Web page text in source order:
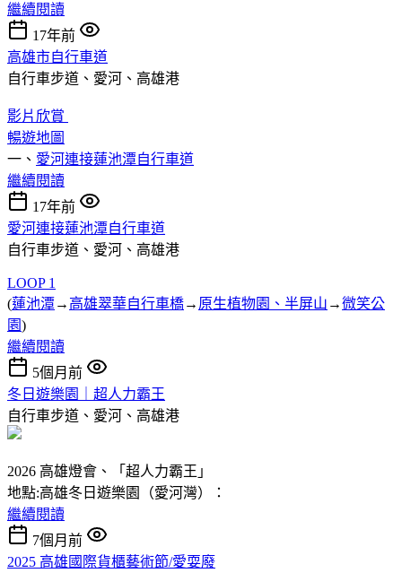
繼續閱讀
17年前
高雄市自行車道
自行車步道、愛河、高雄港
影片欣賞
暢遊地圖
一、 愛河連接蓮池潭自行車道
繼續閱讀
17年前
愛河連接蓮池潭自行車道
自行車步道、愛河、高雄港
LOOP 1
(蓮池潭 → 高雄翠華自行車橋→ 原生植物園、半屏山 →微笑公
園)
繼續閱讀
5個月前
冬日遊樂園｜超人力霸王
自行車步道、愛河、高雄港
2026 高雄燈會、「超人力霸王」
地點:高雄冬日遊樂園（愛河灣）：
繼續閱讀
7個月前
2025 高雄國際貨櫃藝術節/愛耍廢